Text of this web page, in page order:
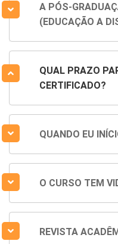
A PÓS-
(EDUCAÇÃO A
QUAL PRAZO
CERTIFICADO?
QUANDO EU
O CURSO TEM
REVISTA